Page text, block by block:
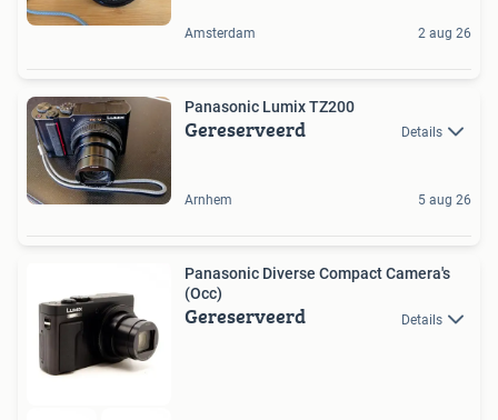
Amsterdam 2 aug 26
Panasonic Lumix TZ200
Gereserveerd Details
Arnhem 5 aug 26
Panasonic Diverse Compact Camera's
(Occ)
Gereserveerd Details